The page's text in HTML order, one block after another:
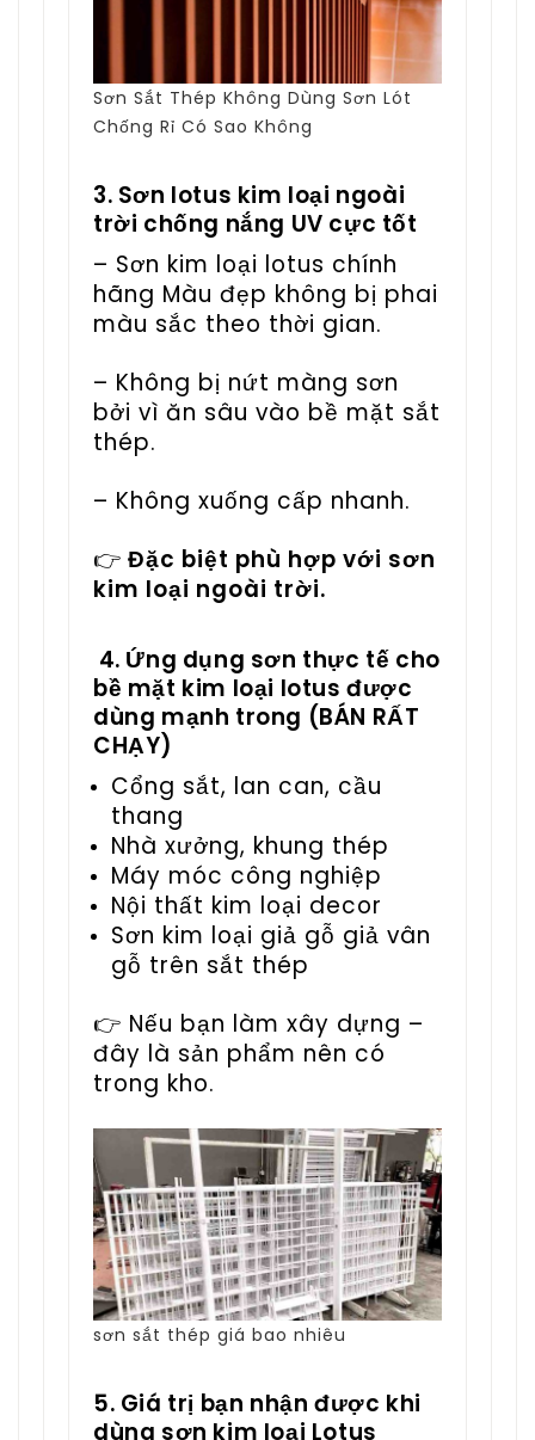
Sơn Sắt Thép Không Dùng Sơn Lót
Chống Rỉ Có Sao Không
3. Sơn lotus kim loại ngoài
trời chống nắng UV cực tốt
– Sơn kim loại lotus chính
hãng Màu đẹp không bị phai
màu sắc theo thời gian.
– Không bị nứt màng sơn
bởi vì ăn sâu vào bề mặt sắt
thép.
– Không xuống cấp nhanh.
👉 Đặc biệt phù hợp với sơn
kim loại ngoài trời.
4. Ứng dụng sơn thực tế cho
bề mặt kim loại lotus được
dùng mạnh trong (BÁN RẤT
CHẠY)
Cổng sắt, lan can, cầu
thang
Nhà xưởng, khung thép
Máy móc công nghiệp
Nội thất kim loại decor
Sơn kim loại giả gỗ giả vân
gỗ trên sắt thép
👉 Nếu bạn làm xây dựng –
đây là sản phẩm nên có
trong kho.
sơn sắt thép giá bao nhiêu
5. Giá trị bạn nhận được khi
dùng sơn kim loại Lotus